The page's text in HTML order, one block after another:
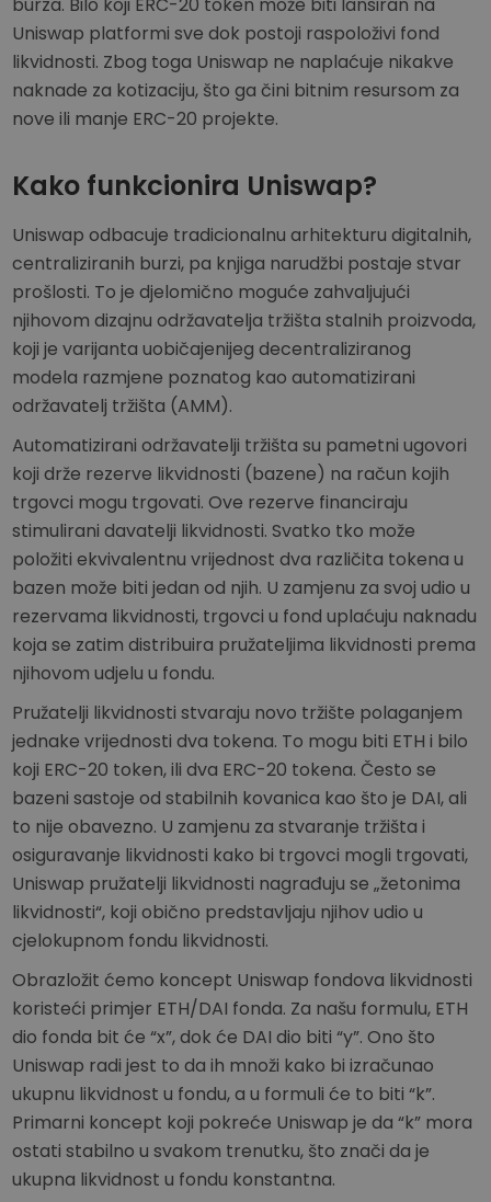
Uniswap platformi sve dok postoji raspoloživi fond
likvidnosti. Zbog toga Uniswap ne naplaćuje nikakve
naknade za kotizaciju, što ga čini bitnim resursom za
nove ili manje ERC-20 projekte.
Kako funkcionira Uniswap?
Uniswap odbacuje tradicionalnu arhitekturu digitalnih,
centraliziranih burzi, pa knjiga narudžbi postaje stvar
prošlosti. To je djelomično moguće zahvaljujući
njihovom dizajnu održavatelja tržišta stalnih proizvoda,
koji je varijanta uobičajenijeg decentraliziranog
modela razmjene poznatog kao automatizirani
održavatelj tržišta (AMM).
Automatizirani održavatelji tržišta su pametni ugovori
koji drže rezerve likvidnosti (bazene) na račun kojih
trgovci mogu trgovati. Ove rezerve financiraju
stimulirani davatelji likvidnosti. Svatko tko može
položiti ekvivalentnu vrijednost dva različita tokena u
bazen može biti jedan od njih. U zamjenu za svoj udio u
rezervama likvidnosti, trgovci u fond uplaćuju naknadu
koja se zatim distribuira pružateljima likvidnosti prema
njihovom udjelu u fondu.
Pružatelji likvidnosti stvaraju novo tržište polaganjem
jednake vrijednosti dva tokena. To mogu biti ETH i bilo
koji ERC-20 token, ili dva ERC-20 tokena. Često se
bazeni sastoje od stabilnih kovanica kao što je DAI, ali
to nije obavezno. U zamjenu za stvaranje tržišta i
osiguravanje likvidnosti kako bi trgovci mogli trgovati,
Uniswap pružatelji likvidnosti nagrađuju se „žetonima
likvidnosti“, koji obično predstavljaju njihov udio u
cjelokupnom fondu likvidnosti.
Obrazložit ćemo koncept Uniswap fondova likvidnosti
koristeći primjer ETH/DAI fonda. Za našu formulu, ETH
dio fonda bit će “x”, dok će DAI dio biti “y”. Ono što
Uniswap radi jest to da ih množi kako bi izračunao
ukupnu likvidnost u fondu, a u formuli će to biti “k”.
Primarni koncept koji pokreće Uniswap je da “k” mora
ostati stabilno u svakom trenutku, što znači da je
ukupna likvidnost u fondu konstantna.